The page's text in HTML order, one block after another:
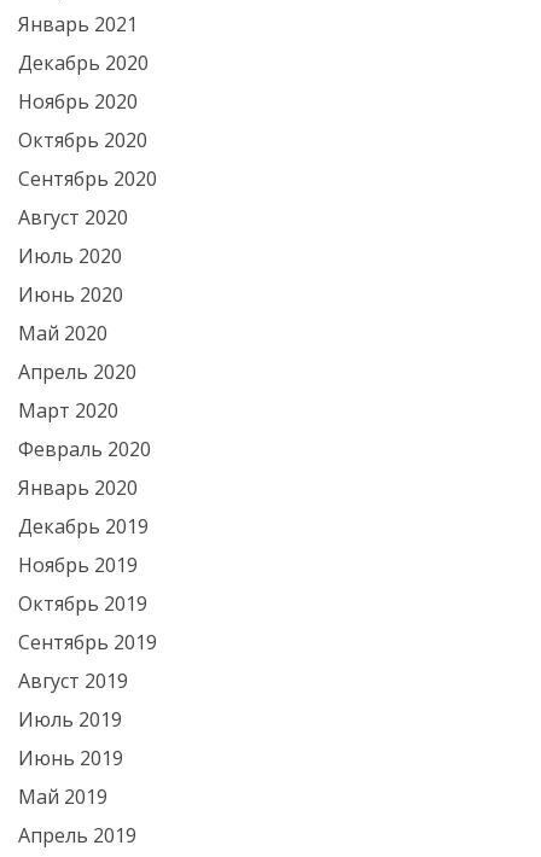
Январь 2021
Декабрь 2020
Ноябрь 2020
Октябрь 2020
Сентябрь 2020
Август 2020
Июль 2020
Июнь 2020
Май 2020
Апрель 2020
Март 2020
Февраль 2020
Январь 2020
Декабрь 2019
Ноябрь 2019
Октябрь 2019
Сентябрь 2019
Август 2019
Июль 2019
Июнь 2019
Май 2019
Апрель 2019